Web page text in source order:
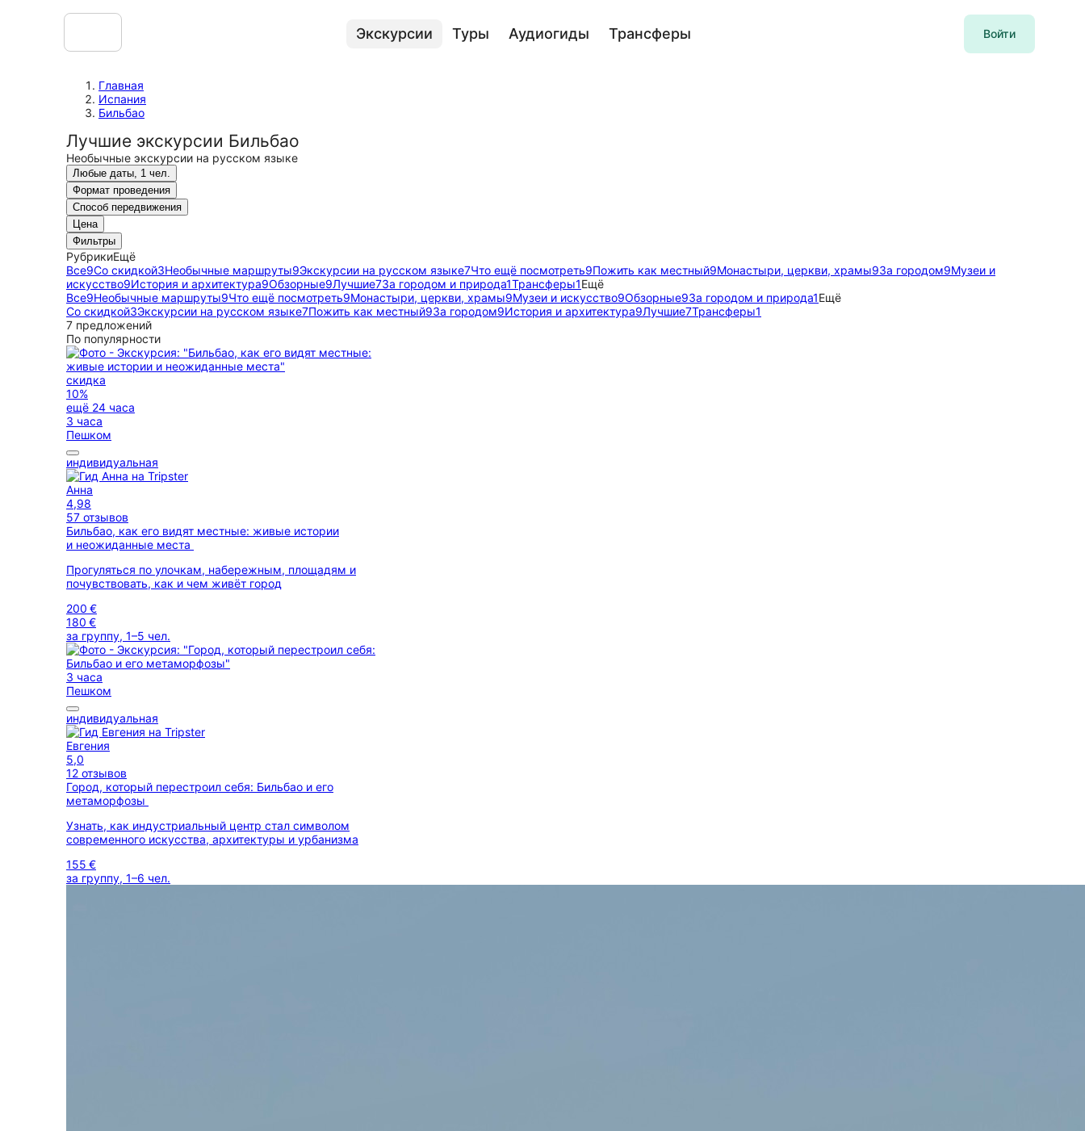
Экскурсии Туры Аудиогиды Трансферы Войти
Главная
Испания
Бильбао
Лучшие экскурсии Бильбао
Необычные экскурсии на русском языке
Любые даты, 1 чел.
Формат проведения
Способ передвижения
Цена
Фильтры
РубрикиЕщё
Все9Со скидкой3Необычные маршруты9Экскурсии на русском языке7Что ещё посмотреть9Пожить как местный9Монастыри, церкви, храмы9За городом9Музеи и
искусство9История и архитектура9Обзорные9Лучшие7За городом и природа1Трансферы1Ещё
Все9Необычные маршруты9Что ещё посмотреть9Монастыри, церкви, храмы9Музеи и искусство9Обзорные9За городом и природа1Ещё
Со скидкой3Экскурсии на русском языке7Пожить как местный9За городом9История и архитектура9Лучшие7Трансферы1
7 предложений
По популярности
скидка
10%
ещё 24 часа
3 часа
Пешком
индивидуальная
Анна
4,98
57 отзывов
Бильбао, как его видят местные: живые истории
и неожиданные места
Прогуляться по улочкам, набережным, площадям и
почувствовать, как и чем живёт город
200 €
180 €
за группу, 1–5 чел.
3 часа
Пешком
индивидуальная
Евгения
5,0
12 отзывов
Город, который перестроил себя: Бильбао и его
метаморфозы
Узнать, как индустриальный центр стал символом
современного искусства, архитектуры и урбанизма
155 €
за группу, 1–6 чел.